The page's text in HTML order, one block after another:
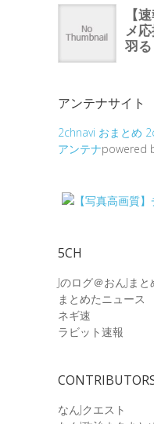
アンテナサイト
2chnavi おまとめ
アンテナpowered
5CH
Jのログ＠おんJま
まとめたニュース
ネギ速
ラビット速報
なんJクエスト